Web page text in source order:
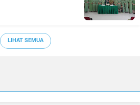
LIHAT SEMUA